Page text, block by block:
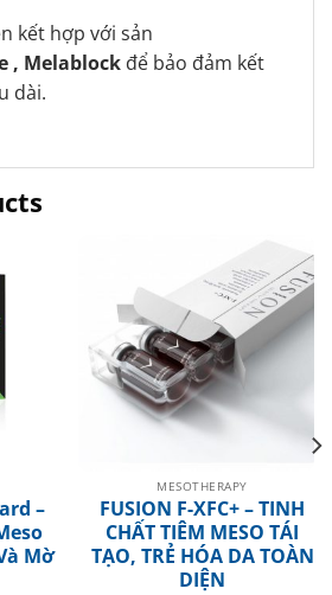
kết hợp với sản
, Melablock để bảo đảm kết
dài.
–
Mờ
MESOTHERAPY
FUSION F-XFC+ – TINH
CHẤT TIÊM MESO TÁI
TẠO, TRẺ HÓA DA TOÀN
DIỆN